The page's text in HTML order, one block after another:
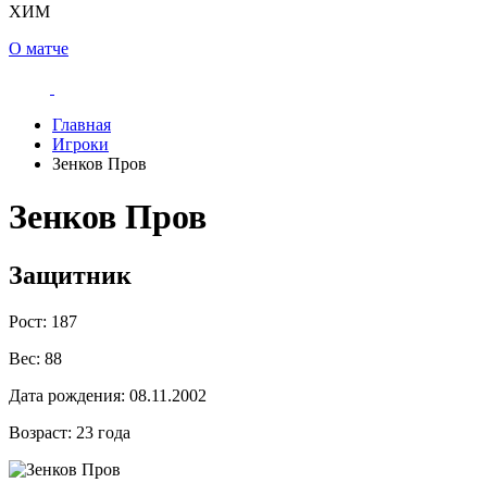
ХИМ
О матче
Главная
Игроки
Зенков Пров
Зенков Пров
Защитник
Рост: 187
Вес: 88
Дата рождения: 08.11.2002
Возраст: 23 года